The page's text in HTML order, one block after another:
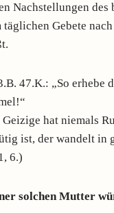
Nachstellungen des
täglichen Gebete
47.K.: „So erhebe
hat niemals
ist, der wandelt in
6.)
solchen Mutter